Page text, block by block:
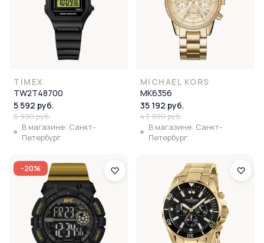
TIMEX
TW2T48700
5 592 руб.
6 990 руб.
В магазине: Санкт-
Петербург
MICHAEL KORS
MK6356
35 192 руб.
43 990 руб.
В магазине: Санкт-
Петербург
-20%